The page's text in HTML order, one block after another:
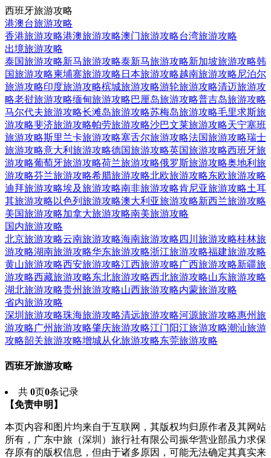
西班牙旅游攻略
港澳台旅游攻略
香港旅游攻略港澳旅游攻略澳门旅游攻略台湾旅游攻略
出境旅游攻略
泰国旅游攻略新马旅游攻略泰新马旅游攻略新加坡旅游攻略韩
国旅游攻略柬埔寨旅游攻略 日本旅游攻略越南旅游攻略尼泊尔
旅游攻略印度旅游攻略槟城旅游攻略游轮旅游攻略清迈旅游攻
略老挝旅游攻略缅甸旅游攻略巴厘岛旅游攻略普吉岛旅游攻略
马尔代夫旅游攻略长滩岛旅游攻略苏梅岛旅游攻略毛里求斯旅
游攻略斐济旅游攻略帕劳旅游攻略沙巴文莱旅游攻略天宁塞班
旅游攻略斯里兰卡旅游攻略塞舌尔旅游攻略法国旅游攻略瑞士
旅游攻略意大利旅游攻略德国旅游攻略英国旅游攻略西班牙旅
游攻略葡萄牙旅游攻略荷兰旅游攻略俄罗斯旅游攻略奥地利旅
游攻略芬兰旅游攻略希腊旅游攻略北欧旅游攻略东欧旅游攻略
迪拜旅游攻略埃及旅游攻略南非旅游攻略肯尼亚旅游攻略土耳
其旅游攻略 以色列旅游攻略澳大利亚旅游攻略新西兰旅游攻略
美国旅游攻略加拿大旅游攻略南美旅游攻略
国内旅游攻略
北京旅游攻略云南旅游攻略海南旅游攻略 四川旅游攻略桂林旅
游攻略湖南旅游攻略华东旅游攻略浙江旅游攻略福建旅游攻略
黄山旅游攻略西安旅游攻略江西旅游攻略广西旅游攻略新疆旅
游攻略西藏旅游攻略东北旅游攻略西北旅游攻略山东旅游攻略
湖北旅游攻略贵州旅游攻略山西旅游攻略内蒙旅游攻略
省内旅游攻略
深圳旅游攻略珠海旅游攻略清远旅游攻略河源旅游攻略惠州旅
游攻略广州旅游攻略肇庆旅游攻略江门阳江旅游攻略潮汕旅游
攻略韶关旅游攻略增城从化旅游攻略东莞旅游攻略
西班牙旅游攻略
共 0页0条记录
【免责申明】
本页内容和图片均来自于互联网，其版权均归原作者及其网站
所有，广东中旅（深圳）旅行社有限公司振华营业部虽力求保
存原有的版权信息，但由于诸多原因，可能无法确定其真实来